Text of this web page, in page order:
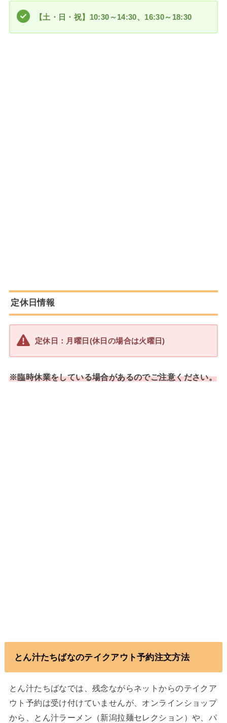
【土・日・祝】 10:30～14:30、16:30～18:30
定休日情報
定休日：月曜日(休日の場合は火曜日)
※臨時休業をしている場合があるのでご注意ください。
とん汁たちばなのテイクアウト予約注文方法
とん汁たちばなでは、残念ながらネットからのテイクア
ウト予約は受け付けていませんが、オンラインショップ
から、とん汁ラーメン（新潟拉麺セレクション）や、パ